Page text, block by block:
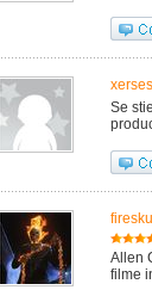
xerses
Se
Allen
filme